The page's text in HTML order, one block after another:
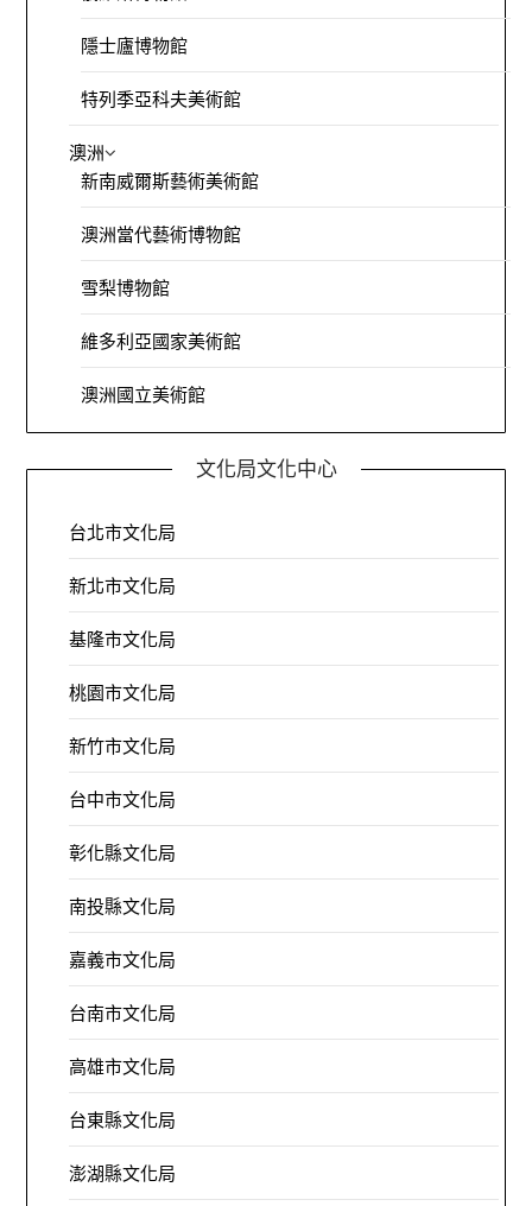
隱士廬博物館
特列季亞科夫美術館
澳洲
新南威爾斯藝術美術館
澳洲當代藝術博物館
雪梨博物館
維多利亞國家美術館
澳洲國立美術館
文化局文化中心
台北市文化局
新北市文化局
基隆市文化局
桃園市文化局
新竹市文化局
台中市文化局
彰化縣文化局
南投縣文化局
嘉義市文化局
台南市文化局
高雄市文化局
台東縣文化局
澎湖縣文化局